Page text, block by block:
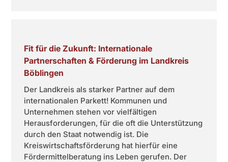
Fit für die Zukunft: Internationale
Partnerschaften & Förderung im Landkreis
Böblingen
Der Landkreis als starker Partner auf dem
internationalen Parkett! Kommunen und
Unternehmen stehen vor vielfältigen
Herausforderungen, für die oft die Unterstützung
durch den Staat notwendig ist. Die
Kreiswirtschaftsförderung hat hierfür eine
Fördermittelberatung ins Leben gerufen. Der